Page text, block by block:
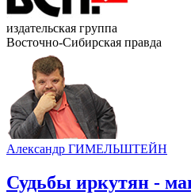
издательская группа
Восточно-Сибирская правда
Александр ГИМЕЛЬШТЕЙН
Судьбы иркутян -